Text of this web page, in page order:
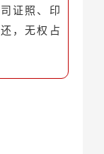
证照、印
，无权占